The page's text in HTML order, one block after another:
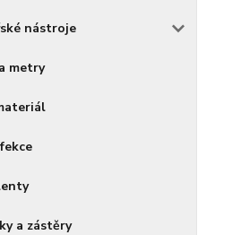
nástroje
metry
a zástěry